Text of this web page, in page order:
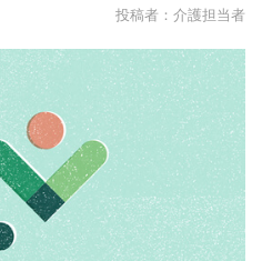
投稿者：介護担当者